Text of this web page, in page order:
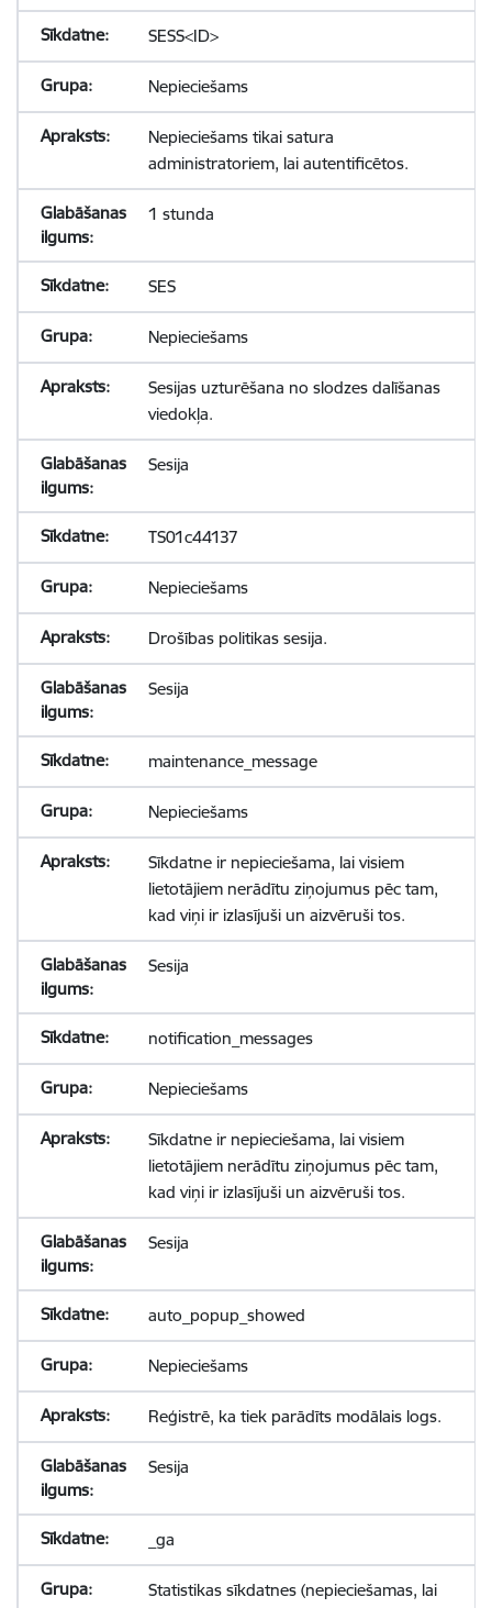
SESS<ID>
Nepieciešams
Nepieciešams tikai satura
administratoriem, lai autentificētos.
1 stunda
SES
Nepieciešams
Sesijas uzturēšana no slodzes dalīšanas
viedokļa.
Sesija
TS01c44137
Nepieciešams
Drošības politikas sesija.
Sesija
maintenance_message
Nepieciešams
Sīkdatne ir nepieciešama, lai visiem
lietotājiem nerādītu ziņojumus pēc tam,
kad viņi ir izlasījuši un aizvēruši tos.
Sesija
notification_messages
Nepieciešams
Sīkdatne ir nepieciešama, lai visiem
lietotājiem nerādītu ziņojumus pēc tam,
kad viņi ir izlasījuši un aizvēruši tos.
Sesija
auto_popup_showed
Nepieciešams
Reģistrē, ka tiek parādīts modālais logs.
Sesija
_ga
Statistikas sīkdatnes (nepieciešamas, lai